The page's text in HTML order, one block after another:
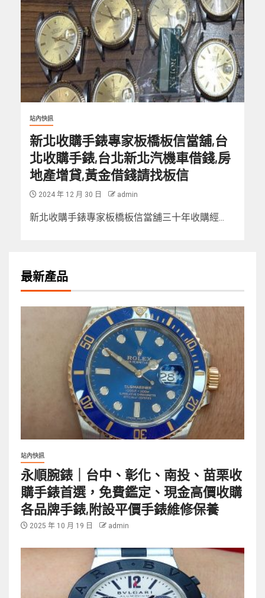
站內快訊
新北收購手錶專家板橋板信當舖,台
北收購手錶,台北新北汽機車借錢,房
地產增貸,黃金借錢請找板信
2024 年 12 月 30 日 admin
新北收購手錶專家板橋板信當舖三十年收購經...
最新產品
站內快訊
永順腕錶｜台中、彰化、南投、苗栗收
購手錶首選，免費鑑定、現金高價收購
各品牌手錶,附設平價手錶維修保養
2025 年 10 月 19 日 admin